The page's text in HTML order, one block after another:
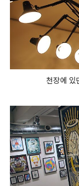
천장에 있